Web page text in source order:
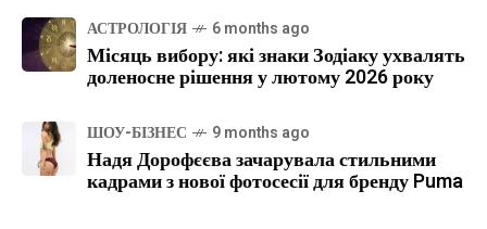
АСТРОЛОГІЯ 6 months ago
Місяць вибору: які знаки Зодіаку ухвалять
доленосне рішення у лютому 2026 року
ШОУ-БІЗНЕС 9 months ago
Надя Дорофєєва зачарувала стильними
кадрами з нової фотосесії для бренду Puma